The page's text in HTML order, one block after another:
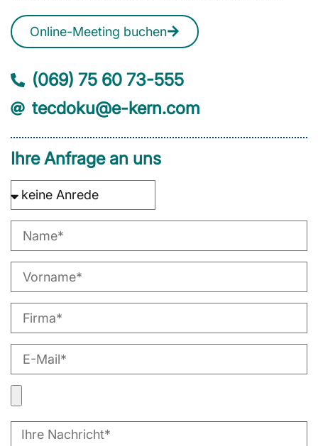
Online-Meeting buchen
(069) 75 60 73-555
tecdoku@e-kern.com
Ihre Anfrage an uns